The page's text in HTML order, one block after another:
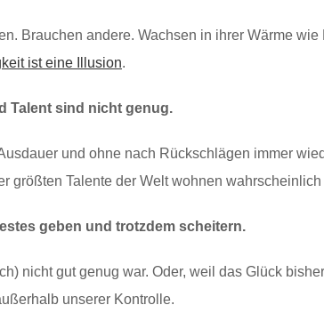
Brauchen andere. Wachsen in ihrer Wärme
ist eine Illusion.
Talent sind nicht genug.
und ohne nach Rückschlägen immer
größten Talente der Welt wohnen
geben und trotzdem scheitern.
nicht gut genug war. Oder, weil das Glück
unserer Kontrolle.